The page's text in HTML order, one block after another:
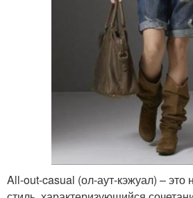
All-out-casual (ол-аут-кэжуал) –